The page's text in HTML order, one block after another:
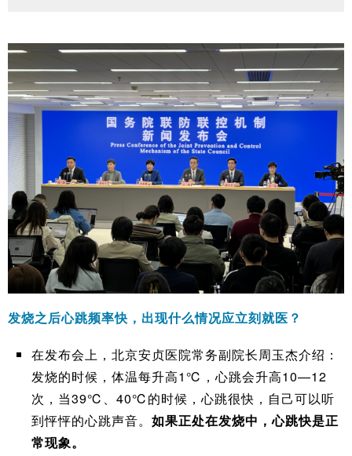
发烧之后心跳频率快，出现什么情况应立刻就医？
在发布会上，北京安贞医院常务副院长周玉杰介绍：
发烧的时候，体温每升高1℃，心跳会升高10—12
次，当39℃、40℃的时候，心跳很快，自己可以听
到怦怦的心跳声音。 如果正处在发烧中，心跳快是正
常现象。